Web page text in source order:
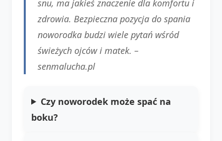
snu, ma jakieś znaczenie dla komfortu i
zdrowia. Bezpieczna pozycja do spania
noworodka budzi wiele pytań wśród
świeżych ojców i matek. –
senmalucha.pl
Czy noworodek może spać na
boku?